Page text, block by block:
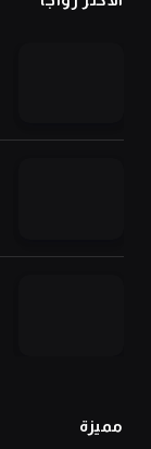
مميزة